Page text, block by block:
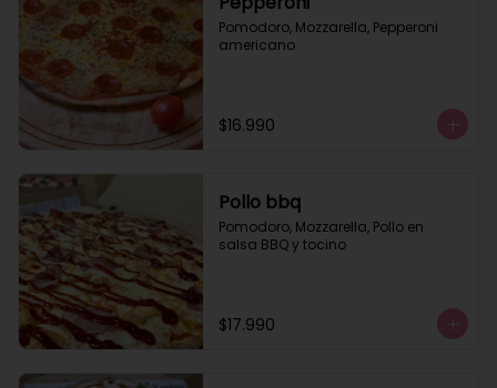
Pomodoro, Mozzarella, Pepperoni
americano
$16.990
Pollo bbq
Pomodoro, Mozzarella, Pollo en
salsa BBQ y tocino
$17.990